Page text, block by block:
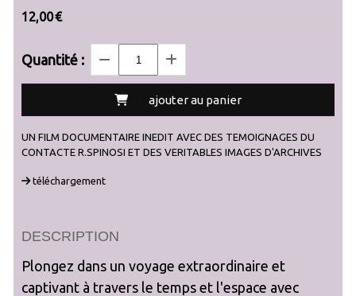
12,00€
Quantité :
ajouter au panier
UN FILM DOCUMENTAIRE INEDIT AVEC DES TEMOIGNAGES DU
CONTACTE R.SPINOSI ET DES VERITABLES IMAGES D'ARCHIVES
téléchargement
DESCRIPTION
Plongez dans un voyage extraordinaire et
captivant à travers le temps et l'espace avec